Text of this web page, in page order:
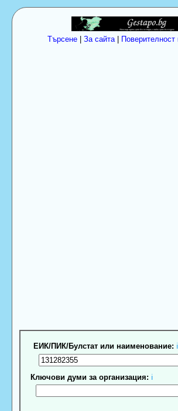
Търсене| За сайта| Поверителност
ЕИК/ПИК/Булстат или наименование: ℹ
Ключови думи за организация: ℹ